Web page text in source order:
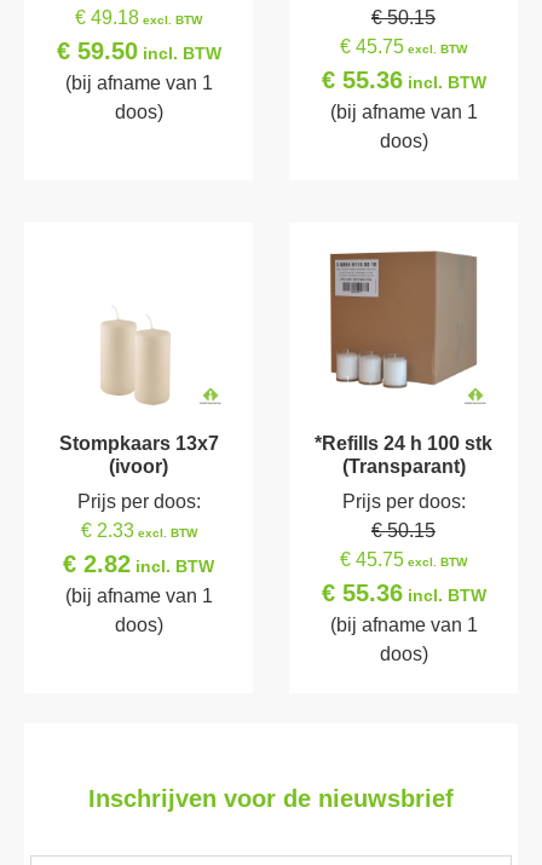
€ 49.18 excl. BTW
€ 59.50incl. BTW
(bij afname van 1
doos)
€ 50.15
€ 45.75 excl. BTW
€ 55.36incl. BTW
(bij afname van 1
doos)
Stompkaars 13x7
(ivoor)
Prijs per doos:
€ 2.33excl. BTW
€ 2.82 incl. BTW
(bij afname van 1
doos)
*Refills 24 h 100 stk
(Transparant)
Prijs per doos:
€ 50.15
€ 45.75 excl. BTW
€ 55.36incl. BTW
(bij afname van 1
doos)
Inschrijven voor de nieuwsbrief